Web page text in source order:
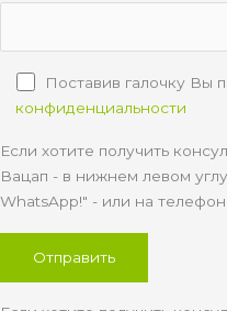
Поставив галочку Вы
конфиденциальности
Если хотите получить
Вацап - в нижнем левом
WhatsApp!" - или на телефон